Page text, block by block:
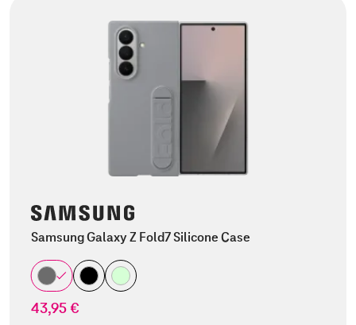
Samsung Galaxy Z Fold7 Silicone Case
43,95 €